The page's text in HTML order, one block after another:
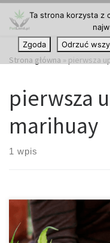
Przejdź do treści
Strona główna » pierwsza
pierwsza
marihuay
1 wpis
Ta strona korzysta z
Zgoda
Odrzuć